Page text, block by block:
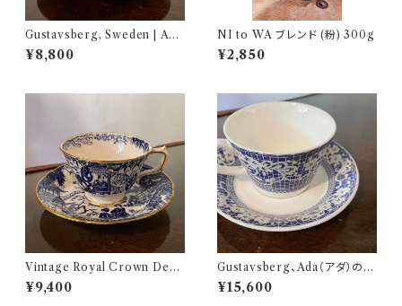
Gustavsberg, Sweden | Ada
series | コーヒーカップセット
NI011
¥8,800
NI to WA ブレンド (粉) 300g
¥2,850
Vintage Royal Crown Derb
y | Blue and White Mikado |
カップ＆ソーサ―
¥9,400
Gustavsberg、Ada（アダ）のコ
ーヒーカップ ＆ソーサー
¥15,600